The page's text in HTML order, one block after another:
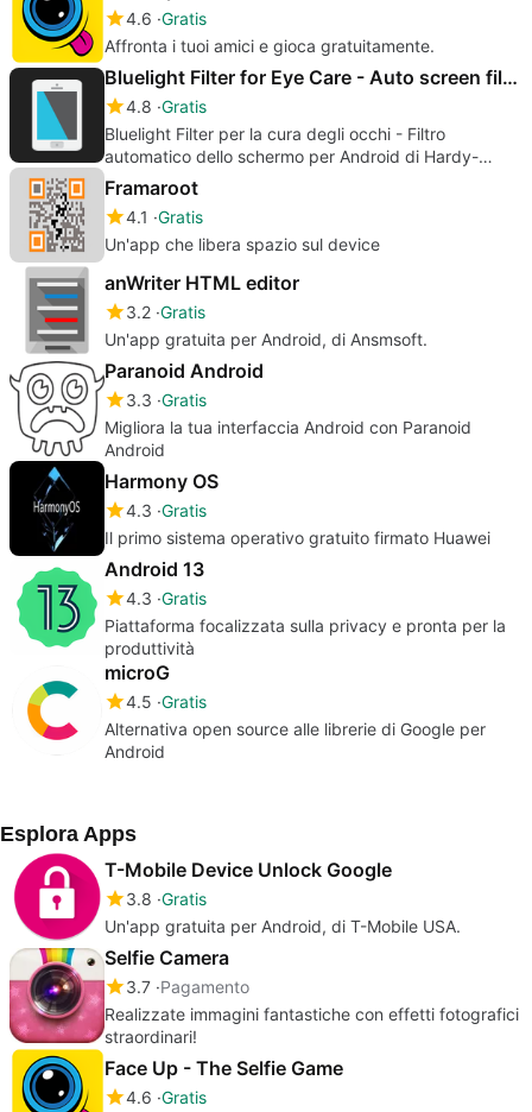
4.6 Gratis
Affronta i tuoi amici e gioca gratuitamente.
Bluelight Filter for Eye Care - Auto screen filter
4.8 Gratis
Bluelight Filter per la cura degli occhi - Filtro
automatico dello schermo per Android di Hardy-
infinity
Framaroot
4.1 Gratis
Un'app che libera spazio sul device
anWriter HTML editor
3.2 Gratis
Un'app gratuita per Android, di Ansmsoft.
Paranoid Android
3.3 Gratis
Migliora la tua interfaccia Android con Paranoid
Android
Harmony OS
4.3 Gratis
Il primo sistema operativo gratuito firmato Huawei
Android 13
4.3 Gratis
Piattaforma focalizzata sulla privacy e pronta per la
produttività
microG
4.5 Gratis
Alternativa open source alle librerie di Google per
Android
Esplora Apps
T-Mobile Device Unlock Google
3.8 Gratis
Un'app gratuita per Android, di T-Mobile USA.
Selfie Camera
3.7 Pagamento
Realizzate immagini fantastiche con effetti fotografici
straordinari!
Face Up - The Selfie Game
4.6 Gratis